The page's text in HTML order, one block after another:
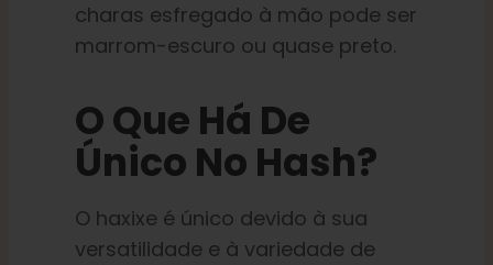
charas esfregado à mão pode ser
marrom-escuro ou quase preto.
O Que Há De
Único No Hash?
O haxixe é único devido à sua
versatilidade e à variedade de